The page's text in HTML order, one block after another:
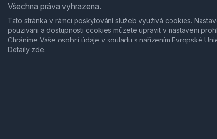
Všechna práva vyhrazena.
Tato stránka v rámci poskytování služeb využívá cookies.
používání a dostupnosti cookies můžete upravit v nastavení
Chráníme Vaše osobní údaje v souladu s nařízením Evropské
Detaily zde.